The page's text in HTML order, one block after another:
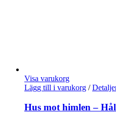
Visa varukorg
Lägg till i varukorg /
Hus mot himlen –